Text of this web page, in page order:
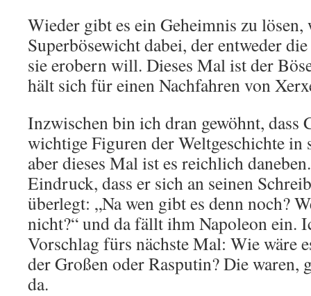
Wieder gibt es ein Geheimnis zu lösen,
Superbösewicht dabei, der entweder
sie erobern will. Dieses Mal ist der
hält sich für einen Nachfahren von
Inzwischen bin ich dran gewöhnt, dass
wichtige Figuren der Weltgeschichte in
aber dieses Mal ist es reichlich
Eindruck, dass er sich an seinen
überlegt: „Na wen gibt es denn noch?
nicht?“ und da fällt ihm Napoleon ein.
Vorschlag fürs nächste Mal: Wie wäre
der Großen oder Rasputin? Die waren,
da.